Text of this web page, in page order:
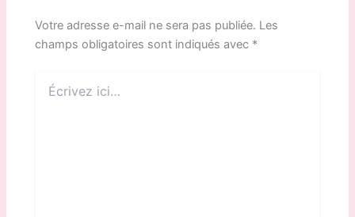
Votre adresse e-mail ne sera pas publiée. Les
champs obligatoires sont indiqués avec *
ici…